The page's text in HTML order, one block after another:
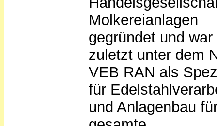
Molkereianlagen
gegründet und war
zuletzt unter dem
VEB RAN als
für
und Anlagenbau